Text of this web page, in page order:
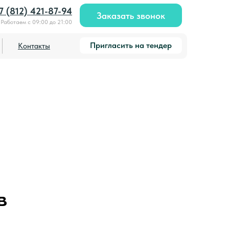
(812) 421-87-94
Работаем с 09:00 до 21:00
Заказать звонок
Контакты Пригласить на тендер